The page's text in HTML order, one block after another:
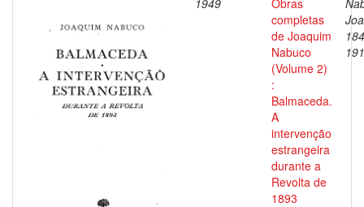
1949
Obras
completas
de Joaquim
Nabuco
(Volume 2)
:
Balmaceda.
A
intervenção
estrangeira
durante a
Revolta de
1893